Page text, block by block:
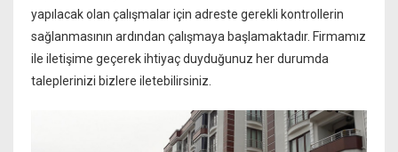
yapılacak olan çalışmalar için adreste gerekli kontrollerin
sağlanmasının ardından çalışmaya başlamaktadır. Firmamız
ile iletişime geçerek ihtiyaç duyduğunuz her durumda
taleplerinizi bizlere iletebilirsiniz.